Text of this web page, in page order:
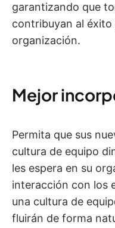
garantizando que
contribuyan al éxito
organización.
Mejor
Permita que sus
cultura de equipo
les espera en su
interacción con los
una cultura de
fluirán de forma